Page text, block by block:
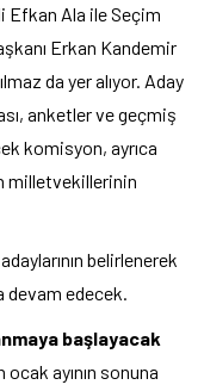
Efkan Ala ile Seçim
Erkan Kandemir
da yer alıyor. Aday
anketler ve geçmiş
komisyon, ayrıca
milletvekillerinin
belirlenerek
devam edecek.
başlayacak
ocak ayının sonuna